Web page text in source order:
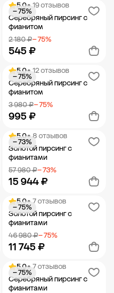
Добавить в корзину
5.0• 19 отзывов
Серебряный пирсинг с
фианитом
2 180 ₽− 75%
545 ₽
− 75%
Добавить в корзину
5.0• 12 отзывов
Серебряный пирсинг с
фианитом
3 980 ₽− 75%
995 ₽
− 75%
Добавить в корзину
5.0• 8 отзывов
Золотой пирсинг с
фианитами
57 980 ₽− 73%
15 944 ₽
− 73%
Добавить в корзину
5.0• 7 отзывов
Золотой пирсинг с
фианитами
46 980 ₽− 75%
11 745 ₽
− 75%
Добавить в корзину
5.0• 7 отзывов
Серебряный пирсинг с
фианитами
− 75%